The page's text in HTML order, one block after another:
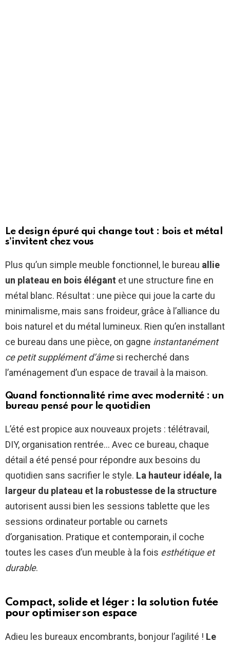
Le design épuré qui change tout : bois et métal
s’invitent chez vous
Plus qu’un simple meuble fonctionnel, le bureau allie
un plateau en bois élégant et une structure fine en
métal blanc. Résultat : une pièce qui joue la carte du
minimalisme, mais sans froideur, grâce à l’alliance du
bois naturel et du métal lumineux. Rien qu’en installant
ce bureau dans une pièce, on gagne instantanément
ce petit supplément d’âmesi recherché dans
l’aménagement d’un espace de travail à la maison.
Quand fonctionnalité rime avec modernité : un
bureau pensé pour le quotidien
L’été est propice aux nouveaux projets : télétravail,
DIY, organisation rentrée… Avec ce bureau, chaque
détail a été pensé pour répondre aux besoins du
quotidien sans sacrifier le style. La hauteur idéale, la
largeur du plateau et la robustesse de la structure
autorisent aussi bien les sessions tablette que les
sessions ordinateur portable ou carnets
d’organisation. Pratique et contemporain, il coche
toutes les cases d’un meuble à la fois esthétique et
durable.
Compact, solide et léger : la solution futée
pour optimiser son espace
Adieu les bureaux encombrants, bonjour l’agilité ! Le